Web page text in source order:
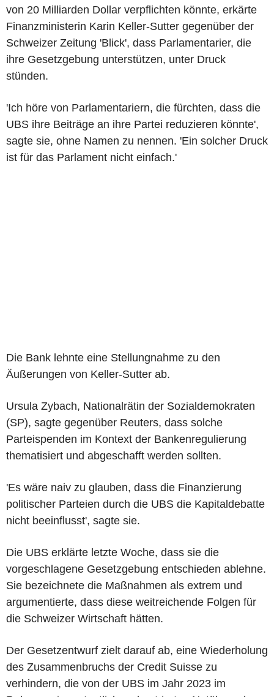
von 20 Milliarden Dollar verpflichten könnte, erkärte
Finanzministerin Karin Keller-Sutter gegenüber der
Schweizer Zeitung 'Blick', dass Parlamentarier, die
ihre Gesetzgebung unterstützen, unter Druck
stünden.
'Ich höre von Parlamentariern, die fürchten, dass die
UBS ihre Beiträge an ihre Partei reduzieren könnte',
sagte sie, ohne Namen zu nennen. 'Ein solcher Druck
ist für das Parlament nicht einfach.'
Die Bank lehnte eine Stellungnahme zu den
Äußerungen von Keller-Sutter ab.
Ursula Zybach, Nationalrätin der Sozialdemokraten
(SP), sagte gegenüber Reuters, dass solche
Parteispenden im Kontext der Bankenregulierung
thematisiert und abgeschafft werden sollten.
'Es wäre naiv zu glauben, dass die Finanzierung
politischer Parteien durch die UBS die Kapitaldebatte
nicht beeinflusst', sagte sie.
Die UBS erklärte letzte Woche, dass sie die
vorgeschlagene Gesetzgebung entschieden ablehne.
Sie bezeichnete die Maßnahmen als extrem und
argumentierte, dass diese weitreichende Folgen für
die Schweizer Wirtschaft hätten.
Der Gesetzentwurf zielt darauf ab, eine Wiederholung
des Zusammenbruchs der Credit Suisse zu
verhindern, die von der UBS im Jahr 2023 im